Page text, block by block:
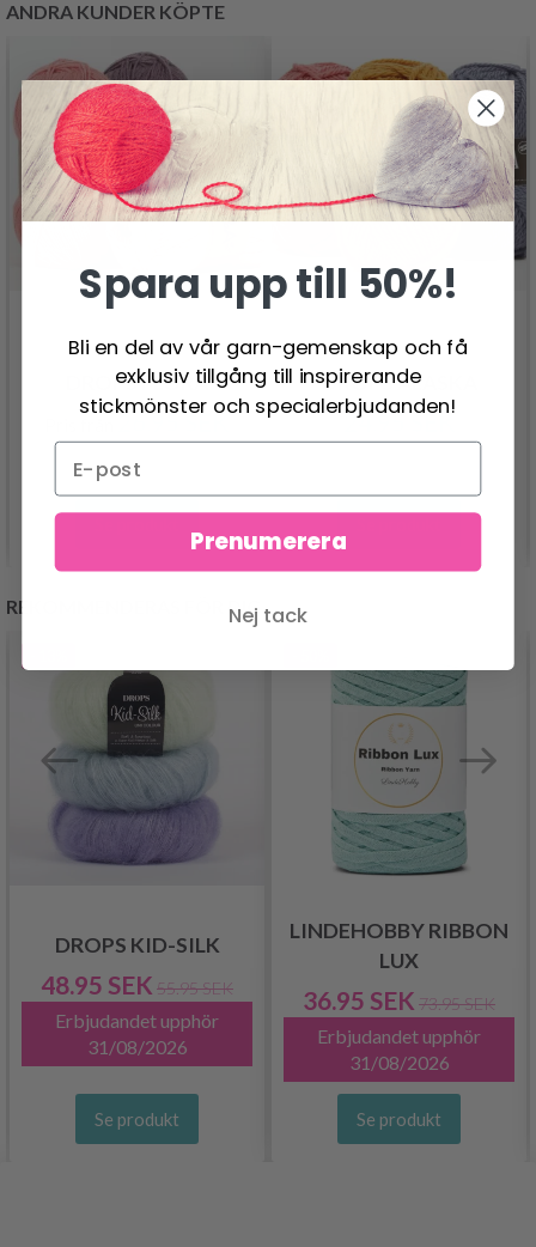
ANDRA KUNDER KÖPTE
DROPS FLORA
26.95 SEK
DROPS ALASKA
24.95 SEK
REKOMMENDERAS FÖR DIG
DROPS KID-SILK
48.95 SEK 55.95 SEK
Erbjudandet upphör
31/08/2026
Se produkt
LINDEHOBBY RIBBON
LUX
36.95 SEK 73.95 SEK
Erbjudandet upphör
31/08/2026
Se produkt
Spara upp till 50%!
Bli en del av vår garn-gemenskap och få
exklusiv tillgång till inspirerande
stickmönster och specialerbjudanden!
Prenumerera
Nej tack